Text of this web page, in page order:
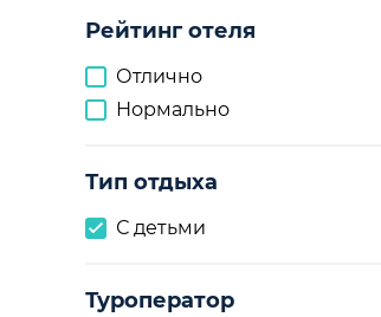
Рейтинг отеля
Отлично
Нормально
Тип отдыха
С детьми
Туроператор